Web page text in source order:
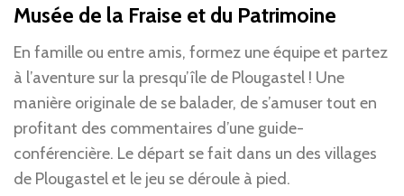
Musée de la Fraise et du Patrimoine
En famille ou entre amis, formez une équipe et partez
à l’aventure sur la presqu’île de Plougastel ! Une
manière originale de se balader, de s’amuser tout en
profitant des commentaires d’une guide-
conférencière. Le départ se fait dans un des villages
de Plougastel et le jeu se déroule à pied.